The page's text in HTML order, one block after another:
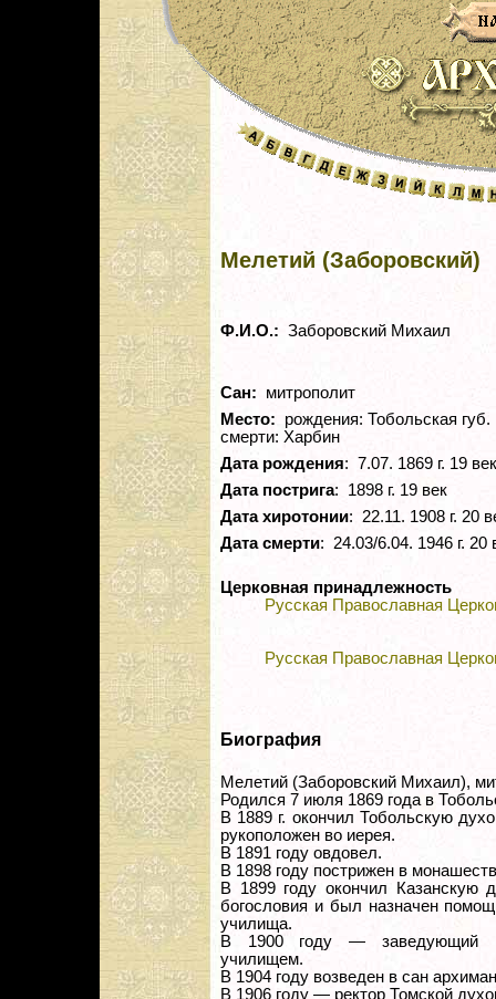
Мелетий (Заборовский)
Ф.И.О.: Заборовский Михаил
Сан: митрополит
Место: рождения: Тобольская губ.
смерти: Харбин
Дата рождения: 7.07. 1869 г. 19 век
Дата пострига: 1898 г. 19 век
Дата хиротонии: 22.11. 1908 г. 20
Дата смерти: 24.03/6.04. 1946 г. 20
Церковная принадлежность
Русская Православная
Русская Православная
Биография
Мелетий (Заборовский Михаил),
Родился 7 июля 1869 года в
В 1889 г. окончил Тобольскую
рукоположен во иерея.
В 1891 году овдовел.
В 1898 году пострижен в
В 1899 году окончил Казанскую
богословия и был назначен
училища.
В 1900 году — заведующий
училищем.
В 1904 году возведен в сан
В 1906 году — ректор Томской